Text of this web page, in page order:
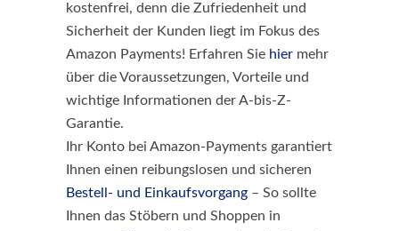
kostenfrei, denn die Zufriedenheit und
Sicherheit der Kunden liegt im Fokus des
Amazon Payments! Erfahren Sie hier mehr
über die Voraussetzungen, Vorteile und
wichtige Informationen der A-bis-Z-
Garantie.
Ihr Konto bei Amazon-Payments garantiert
Ihnen einen reibungslosen und sicheren
Bestell- und Einkaufsvorgang – So sollte
Ihnen das Stöbern und Shoppen in